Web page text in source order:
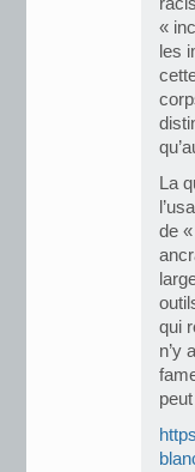
«
les
La
de
qui
n’y